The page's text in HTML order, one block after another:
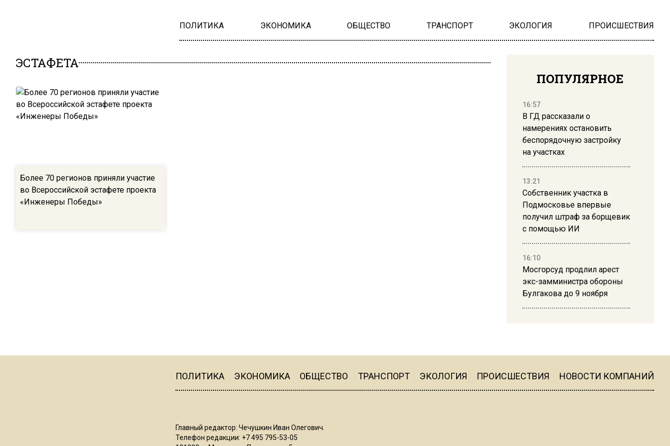
ПОЛИТИКА ЭКОНОМИКА ОБЩЕСТВО ТРАНСПОРТ ЭКОЛОГИЯ ПРОИСШЕСТВИЯ
ЭСТАФЕТА
Более 70 регионов приняли участие
во Всероссийской эстафете проекта
«Инженеры Победы»
ПОПУЛЯРНОЕ
16:57
В ГД рассказали о
намерениях остановить
беспорядочную застройку
на участках
13:21
Собственник участка в
Подмосковье впервые
получил штраф за борщевик
с помощью ИИ
16:10
Мосгорсуд продлил арест
экс-замминистра обороны
Булгакова до 9 ноября
16:19
ПОЛИТИКА ЭКОНОМИКА ОБЩЕСТВО ТРАНСПОРТ ЭКОЛОГИЯ ПРОИСШЕСТВИЯ НОВОСТИ КОМПАНИЙ
Главный редактор: Чечушкин Иван Олегович.
Телефон редакции: +7 495 795-53-05